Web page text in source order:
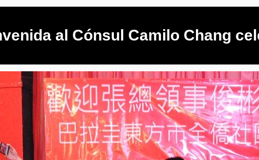
al Cónsul Camilo Chang